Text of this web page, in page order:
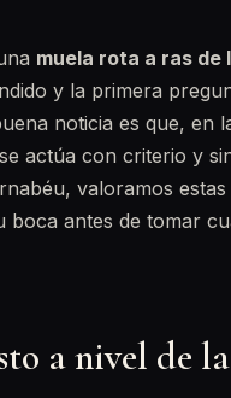
muela rota a ras de
y la primera
noticia es que, en
actúa con criterio y
valoramos estas
boca antes de tomar
a nivel de la